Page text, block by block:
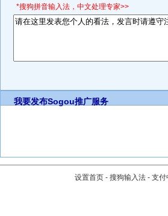
*搜狗拼音输入法，中文处理专家>>
我要发布Sogou推广服务
设置首页 - 搜狗输入法 - 支付